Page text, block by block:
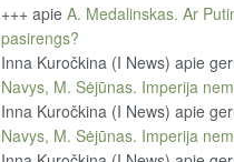
+++ apie A. Medalinskas. Ar
pasirengs?
Inna Kuročkina (I News) apie
Navys, M. Sėjūnas. Imperija
Inna Kuročkina (I News) apie
Navys, M. Sėjūnas. Imperija